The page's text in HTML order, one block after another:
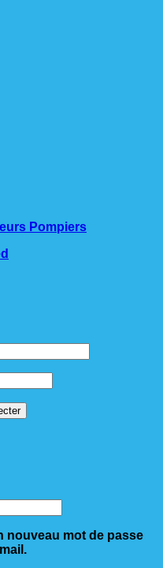
Pompiers
nouveau mot de passe